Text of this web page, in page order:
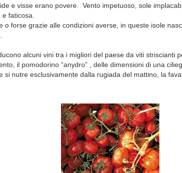
e visse erano povere. Vento impetuoso, sole
faticosa.
o forse grazie alle condizioni averse, in queste isole
alcuni vini tra i migliori del paese da viti striscianti
il pomodorino “anydro” , delle dimensioni di una
si nutre esclusivamente dalla rugiada del mattino, la